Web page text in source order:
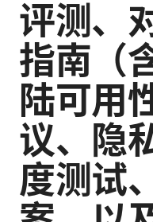
评测、
指南（
陆可用
议、隐
度测试